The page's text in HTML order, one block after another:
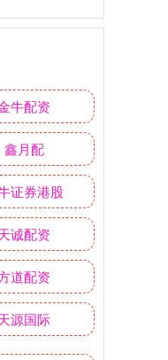
牛配资
鑫月配
证券港股
诚配资
道配资
源国际